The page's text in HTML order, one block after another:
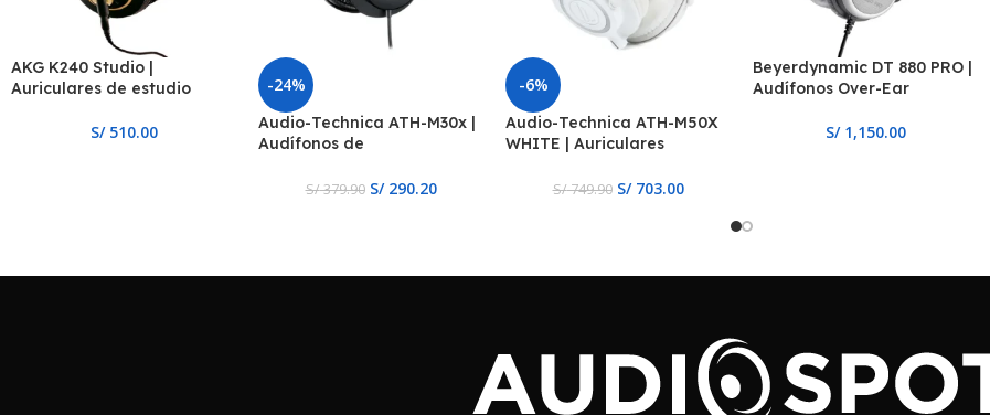
AKG K240 Studio |
Auriculares de estudio
S/510.00
-24%
Audio-Technica ATH-M30x |
Audífonos de
S/379.90 S/290.20
-6%
Audio-Technica ATH-M50X
WHITE | Auriculares
de Estudio
S/749.90 S/703.00
Beyerdynamic DT 880 PRO |
Audífonos Over-Ear
S/1,150.00